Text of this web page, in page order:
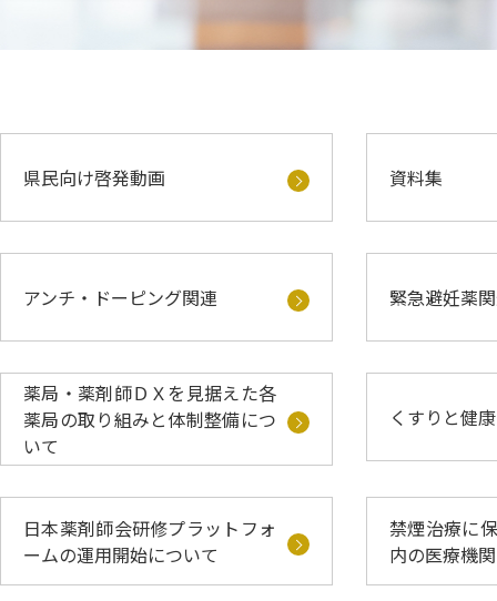
県民向け啓発動画 資料集
アンチ・ドーピング関連 緊急避妊薬
薬局・薬剤師ＤＸを見据えた各
薬局の取り組みと体制整備につ
いて
くすりと健
日本薬剤師会研修プラットフォ
ームの運用開始について
禁煙治療に
内の医療機